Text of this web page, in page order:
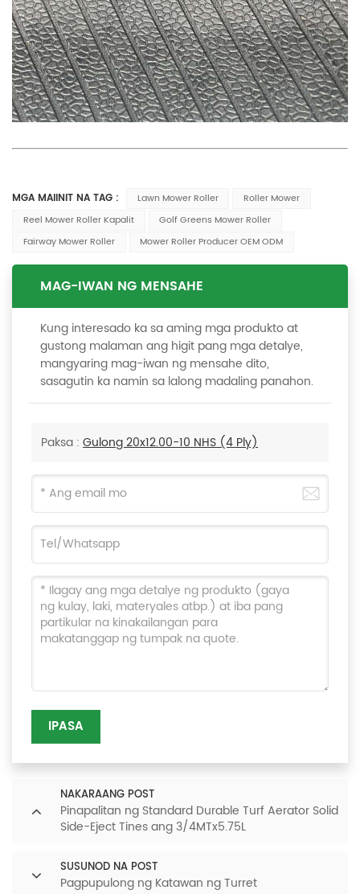
MGA MAIINIT NA TAG : Lawn Mower Roller
Roller Mower
Reel Mower Roller Kapalit
Golf Greens Mower Roller
Fairway Mower Roller
Mower Roller Producer OEM ODM
MAG-IWAN NG MENSAHE
Kung interesado ka sa aming mga produkto at
gustong malaman ang higit pang mga detalye,
mangyaring mag-iwan ng mensahe dito,
sasagutin ka namin sa lalong madaling panahon.
Paksa : Gulong 20x12.00-10 NHS (4 Ply)
IPASA
NAKARAANG POST
Pinapalitan ng Standard Durable Turf Aerator Solid
Side-Eject Tines ang 3/4MTx5.75L
SUSUNOD NA POST
Pagpupulong ng Katawan ng Turret